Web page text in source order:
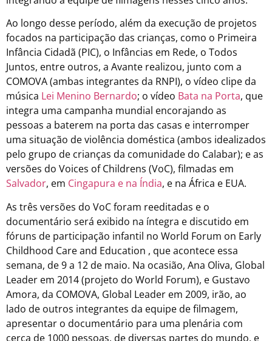
Ao longo desse período, além da execução de projetos
focados na participação das crianças, como o Primeira
Infância Cidadã (PIC), o Infâncias em Rede, o Todos
Juntos, entre outros, a Avante realizou, junto com a
COMOVA (ambas integrantes da RNPI), o vídeo clipe da
música Lei Menino Bernardo; o vídeo Bata na Porta, que
integra uma campanha mundial encorajando as
pessoas a baterem na porta das casas e interromper
uma situação de violência doméstica (ambos idealizados
pelo grupo de crianças da comunidade do Calabar); e as
versões do Voices of Childrens (VoC), filmadas em
Salvador, em Cingapura e na Índia, e na África e EUA.
As três versões do VoC foram reeditadas e o
documentário será exibido na íntegra e discutido em
fóruns de participação infantil no World Forum on Early
Childhood Care and Education , que acontece essa
semana, de 9 a 12 de maio. Na ocasião, Ana Oliva, Global
Leader em 2014 (projeto do World Forum), e Gustavo
Amora, da COMOVA, Global Leader em 2009, irão, ao
lado de outros integrantes da equipe de filmagem,
apresentar o documentário para uma plenária com
cerca de 1000 pessoas, de diversas partes do mundo, e